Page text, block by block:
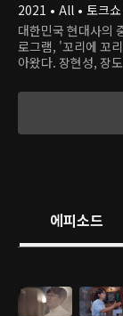
2021 • All • 토크
대한민국 현대사의
로그램, '꼬리에 꼬
아왔다. 장현성, 장
그날로 초대한다.
에피소드